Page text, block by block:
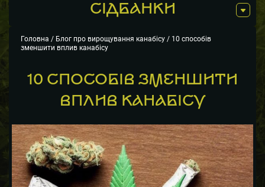
СIДБАНКИ
Головна / Блог про вирощування канабісу / 10 способів
зменшити вплив канабісу
10 СПОСОБІВ ЗМЕНШИТИ
ВПЛИВ КАНАБІСУ